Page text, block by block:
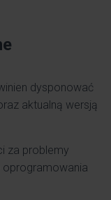
dysponować
aktualną wersją
za problemy
oprogramowania